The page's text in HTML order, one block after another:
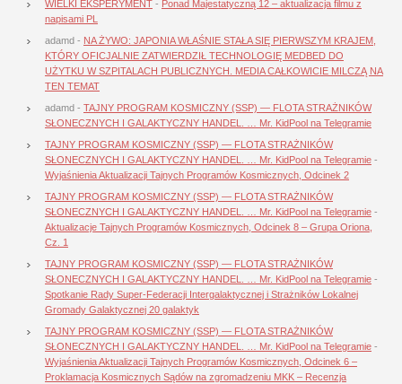
WIELKI EKSPERYMENT - Ponad Majestatyczną 12 – aktualizacja filmu z
napisami PL
adamd - NA ŻYWO: JAPONIA WŁAŚNIE STAŁA SIĘ PIERWSZYM KRAJEM,
KTÓRY OFICJALNIE ZATWIERDZIŁ TECHNOLOGIĘ MEDBED DO
UŻYTKU W SZPITALACH PUBLICZNYCH. MEDIA CAŁKOWICIE MILCZĄ NA
TEN TEMAT
adamd - TAJNY PROGRAM KOSMICZNY (SSP) — FLOTA STRAŻNIKÓW
SŁONECZNYCH I GALAKTYCZNY HANDEL. … Mr. KidPool na Telegramie
TAJNY PROGRAM KOSMICZNY (SSP) — FLOTA STRAŻNIKÓW
SŁONECZNYCH I GALAKTYCZNY HANDEL. … Mr. KidPool na Telegramie -
Wyjaśnienia Aktualizacji Tajnych Programów Kosmicznych, Odcinek 2
TAJNY PROGRAM KOSMICZNY (SSP) — FLOTA STRAŻNIKÓW
SŁONECZNYCH I GALAKTYCZNY HANDEL. … Mr. KidPool na Telegramie -
Aktualizacje Tajnych Programów Kosmicznych, Odcinek 8 – Grupa Oriona,
Cz. 1
TAJNY PROGRAM KOSMICZNY (SSP) — FLOTA STRAŻNIKÓW
SŁONECZNYCH I GALAKTYCZNY HANDEL. … Mr. KidPool na Telegramie -
Spotkanie Rady Super-Federacji Intergalaktycznej i Strażników Lokalnej
Gromady Galaktycznej 20 galaktyk
TAJNY PROGRAM KOSMICZNY (SSP) — FLOTA STRAŻNIKÓW
SŁONECZNYCH I GALAKTYCZNY HANDEL. … Mr. KidPool na Telegramie -
Wyjaśnienia Aktualizacji Tajnych Programów Kosmicznych, Odcinek 6 –
Proklamacja Kosmicznych Sądów na zgromadzeniu MKK – Recenzja